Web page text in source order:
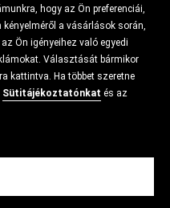
hogy az Ön preferenciái,
a vásárlások során,
Ön igényeihez való egyedi
Választását bármikor
kattintva. Ha többet szeretne
Sütitájékoztatónkat és az